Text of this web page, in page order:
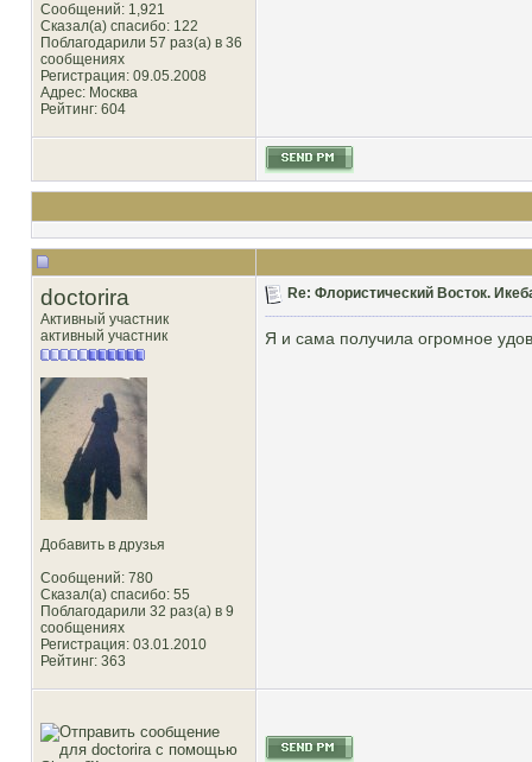
Сообщений: 1,921
Сказал(а) спасибо: 122
Поблагодарили 57 раз(а) в 36
сообщениях
Регистрация: 09.05.2008
Адрес: Москва
Рейтинг: 604
doctorira
Активный участник
активный участник
Добавить в друзья
Сообщений: 780
Сказал(а) спасибо: 55
Поблагодарили 32 раз(а) в 9
сообщениях
Регистрация: 03.01.2010
Рейтинг: 363
Re: Флористический Восток.
Я и сама получила огромное